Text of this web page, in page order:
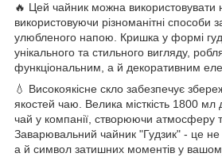
🔥 Цей чайник можна використовувати
використовуючи різноманітні способи
улюбленого напою. Кришка у формі
унікального та стильного вигляду,
функціональним, а й декоративним
💧 Високоякісне скло забезпечує
якостей чаю. Велика місткість 1800 мл
чай у компанії, створюючи атмосферу
Заварювальний чайник "Гудзик" - це не
а й символ затишних моментів у